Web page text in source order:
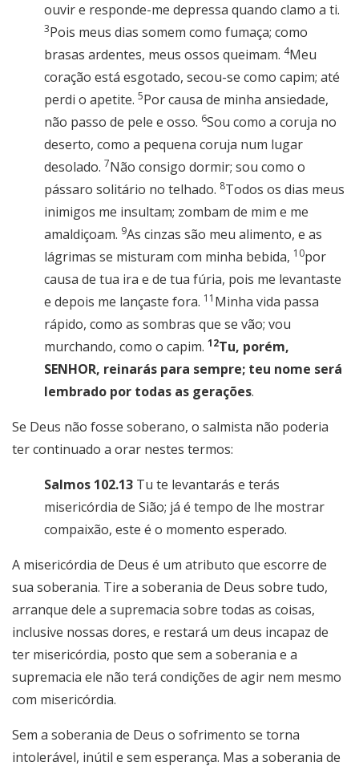
ouvir e responde-me depressa quando clamo a ti.
3Pois meus dias somem como fumaça; como
brasas ardentes, meus ossos queimam. 4Meu
coração está esgotado, secou-se como capim; até
perdi o apetite. 5Por causa de minha ansiedade,
não passo de pele e osso. 6Sou como a coruja no
deserto, como a pequena coruja num lugar
desolado. 7Não consigo dormir; sou como o
pássaro solitário no telhado. 8Todos os dias meus
inimigos me insultam; zombam de mim e me
amaldiçoam. 9As cinzas são meu alimento, e as
lágrimas se misturam com minha bebida, 10por
causa de tua ira e de tua fúria, pois me levantaste
e depois me lançaste fora. 11 Minha vida passa
rápido, como as sombras que se vão; vou
murchando, como o capim. 12Tu, porém,
SENHOR, reinarás para sempre; teu nome será
lembrado por todas as gerações.
Se Deus não fosse soberano, o salmista não poderia
ter continuado a orar nestes termos:
Salmos 102.13 Tu te levantarás e terás
misericórdia de Sião; já é tempo de lhe mostrar
compaixão, este é o momento esperado.
A misericórdia de Deus é um atributo que escorre de
sua soberania. Tire a soberania de Deus sobre tudo,
arranque dele a supremacia sobre todas as coisas,
inclusive nossas dores, e restará um deus incapaz de
ter misericórdia, posto que sem a soberania e a
supremacia ele não terá condições de agir nem mesmo
com misericórdia.
Sem a soberania de Deus o sofrimento se torna
intolerável, inútil e sem esperança. Mas a soberania de